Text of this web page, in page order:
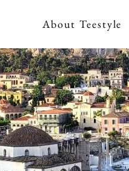
About Teestyle